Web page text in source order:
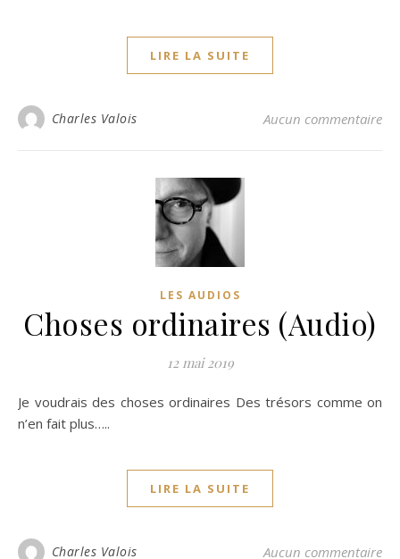
LIRE LA SUITE
Charles Valois Aucun commentaire
LES AUDIOS
Choses ordinaires (Audio)
12 mai 2019
Je voudrais des choses ordinaires Des trésors comme on
n’en fait plus…..
LIRE LA SUITE
Charles Valois Aucun commentaire